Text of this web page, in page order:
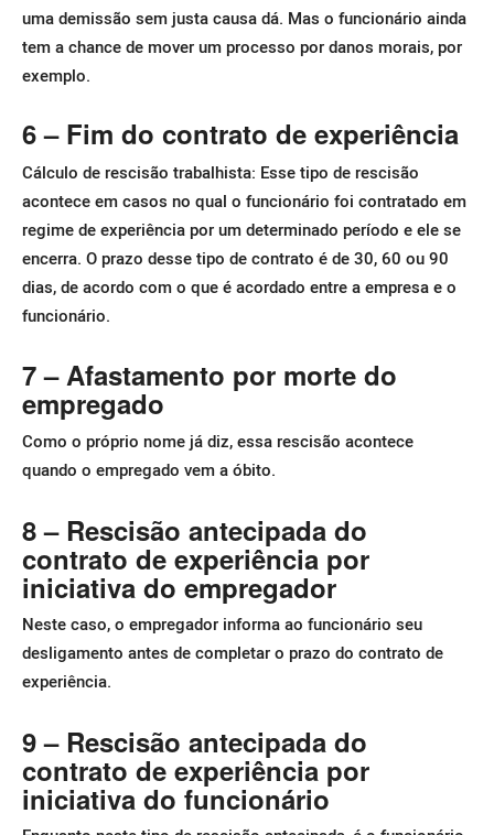
uma demissão sem justa causa dá. Mas o funcionário ainda
tem a chance de mover um processo por danos morais, por
exemplo.
6 – Fim do contrato de experiência
Cálculo de rescisão trabalhista: Esse tipo de rescisão
acontece em casos no qual o funcionário foi contratado em
regime de experiência por um determinado período e ele se
encerra. O prazo desse tipo de contrato é de 30, 60 ou 90
dias, de acordo com o que é acordado entre a empresa e o
funcionário.
7 – Afastamento por morte do
empregado
Como o próprio nome já diz, essa rescisão acontece
quando o empregado vem a óbito.
8 – Rescisão antecipada do
contrato de experiência por
iniciativa do empregador
Neste caso, o empregador informa ao funcionário seu
desligamento antes de completar o prazo do contrato de
experiência.
9 – Rescisão antecipada do
contrato de experiência por
iniciativa do funcionário